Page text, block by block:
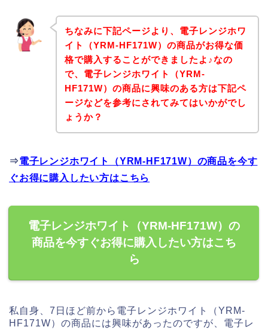
ちなみに下記ページより、電子レンジホワ
イト（YRM-HF171W）の商品がお得な価
格で購入することができましたよ♪なの
で、電子レンジホワイト（YRM-
HF171W）の商品に興味のある方は下記ペ
ージなどを参考にされてみてはいかがでし
ょうか？
⇒電子レンジホワイト（YRM-HF171W）の商品を今す
ぐお得に購入したい方はこちら
電子レンジホワイト（YRM-HF171W）の
商品を今すぐお得に購入したい方はこち
ら
私自身、7日ほど前から電子レンジホワイト（YRM-
HF171W）の商品には興味があったのですが、電子レ